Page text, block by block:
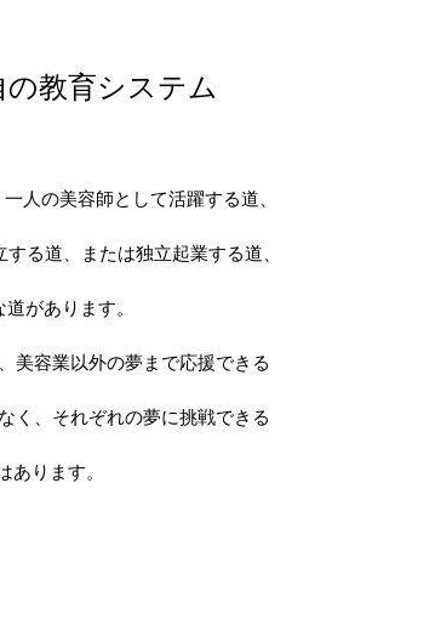
の教育システム
人の美容師として活躍する道、
る道、または独立起業する道、
があります。
美容業以外の夢まで応援できる
く、それぞれの夢に挑戦できる
あります。